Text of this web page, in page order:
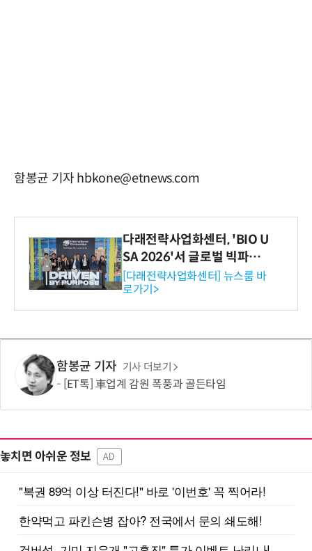
함봉균 기자 hbkone@etnews.com
다래전략사업화센터, 'BIO U
SA 2026'서 글로벌 빅파마
와의 비즈니스 미팅 지원…K
-바이오 해외 진출 교두보 확
보
[다래전략사업화센터] 뉴스룸 바
로가기>
함봉균 기자 기사 더보기
[ET톡] 車업계 감원 폭풍과 골든타임
놓치면 아쉬운 정보 AD